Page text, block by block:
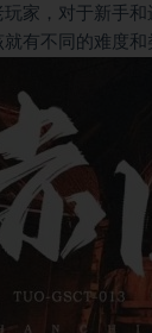
家，对于新手
有不同的难度